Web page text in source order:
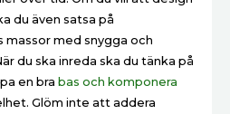
du även satsa på
med snygga och
du ska inreda ska du tänka på
en bra bas och komponera
Glöm inte att addera